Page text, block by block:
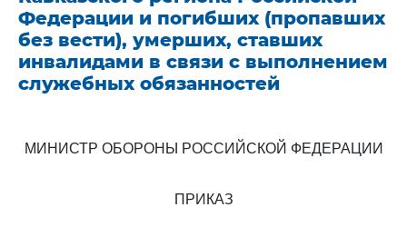
Федерации и погибших (пропавших
без вести), умерших, ставших
инвалидами в связи с выполнением
служебных обязанностей
МИНИСТР ОБОРОНЫ РОССИЙСКОЙ ФЕДЕРАЦИИ
ПРИКАЗ